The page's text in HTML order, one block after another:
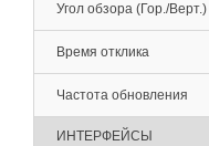
Угол обзора (Гор./Верт.)
Время отклика
Частота обновления
ИНТЕРФЕЙСЫ